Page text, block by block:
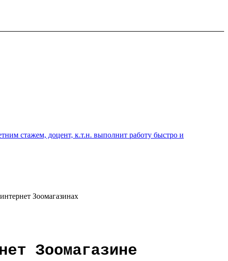
стажем, доцент, к.т.н. выполнит работу быстро и
Зоомагазинах
Зоомагазине